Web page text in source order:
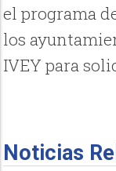
el programa
los
IVEY para
Noticias